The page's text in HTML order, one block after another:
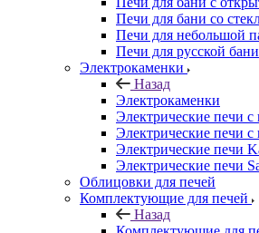
Печи для бани со
Печи для небольшой
Печи для русской бани
Электрокаменки
Назад
Электрокаменки
Электрические печи с
Электрические печи
Электрические печи
Электрические печи
Облицовки для печей
Комплектующие для печей
Назад